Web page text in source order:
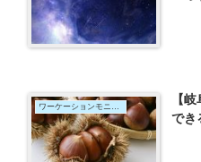
ワーケーションモニター
【
でき